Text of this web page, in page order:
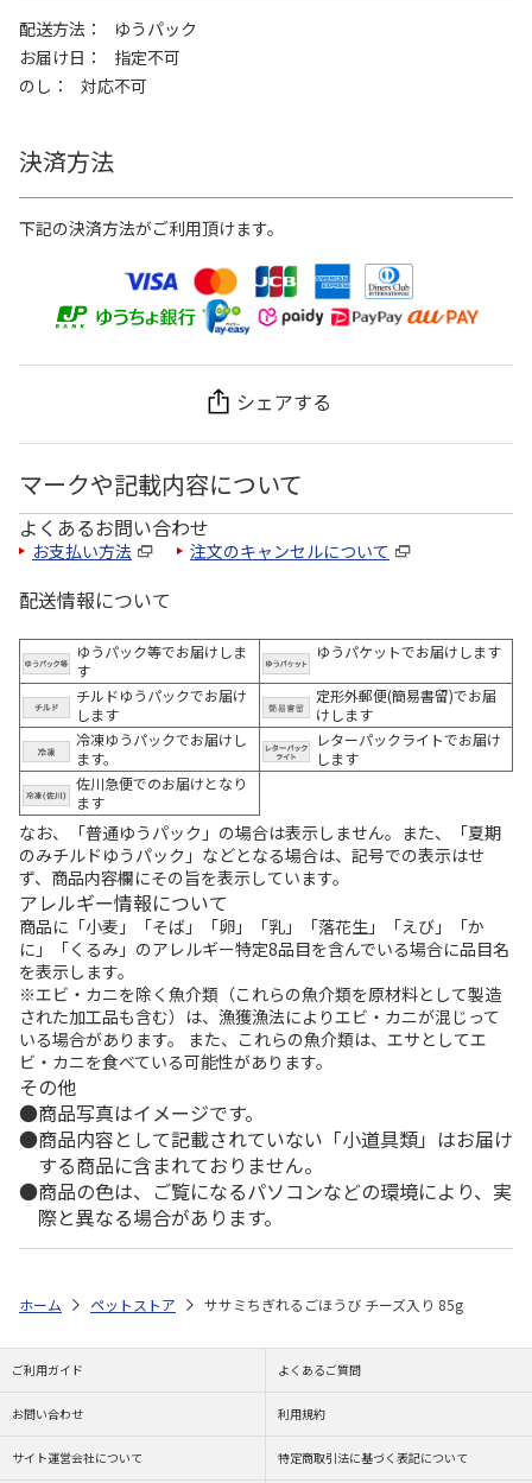
配送方法
ゆうパック
お届け日
指定不可
のし
対応不可
決済方法
下記の決済方法がご利用頂けます。
シェアする
マークや記載内容について
よくあるお問い合わせ
お支払い方法 注文のキャンセルについて
配送情報について
ゆうパック等でお届けしま
す
ゆうパケットでお届けします
チルドゆうパックでお届け
します
定形外郵便(簡易書留)でお届
けします
冷凍ゆうパックでお届けし
ます。
レターパックライトでお届け
します
佐川急便でのお届けとなり
ます
なお、「普通ゆうパック」の場合は表示しません。また、「夏期
のみチルドゆうパック」などとなる場合は、記号での表示はせ
ず、商品内容欄にその旨を表示しています。
アレルギー情報について
商品に「小麦」「そば」「卵」「乳」「落花生」「えび」「か
に」「くるみ」のアレルギー特定8品目を含んでいる場合に品目名
を表示します。
※エビ・カニを除く魚介類（これらの魚介類を原材料として製造
された加工品も含む）は、漁獲漁法によりエビ・カニが混じって
いる場合があります。 また、これらの魚介類は、エサとしてエ
ビ・カニを食べている可能性があります。
その他
商品写真はイメージです。
商品内容として記載されていない「小道具類」はお届け
する商品に含まれておりません。
商品の色は、ご覧になるパソコンなどの環境により、実
際と異なる場合があります。
ホーム ペットストア ササミちぎれるごほうび チーズ入り 85g
ご利用ガイド よくあるご質問
お問い合わせ 利用規約
サイト運営会社について 特定商取引法に基づく表記について